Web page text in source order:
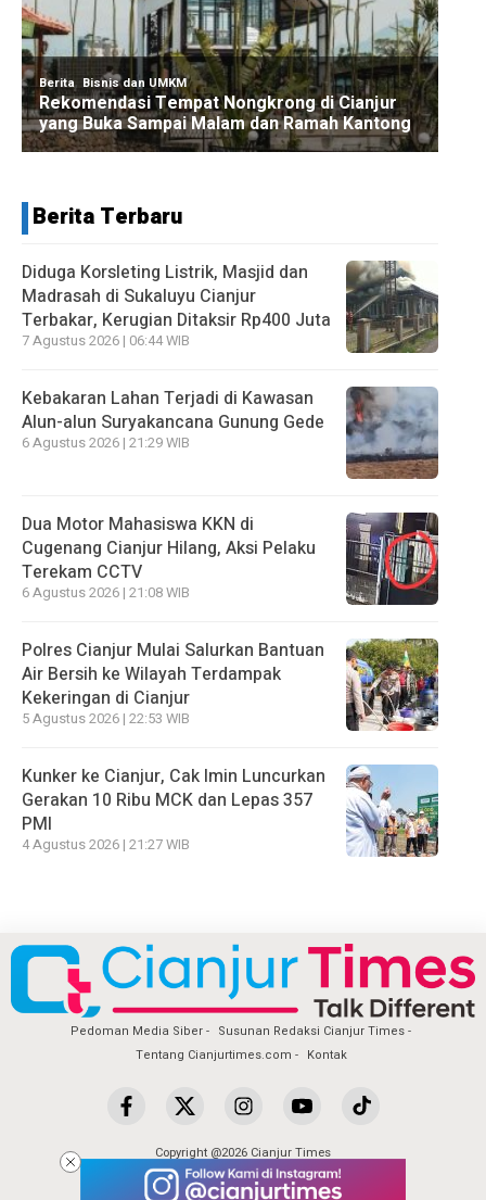
Berita Terbaru
Diduga Korsleting Listrik, Masjid dan
Madrasah di Sukaluyu Cianjur
Terbakar, Kerugian Ditaksir Rp400 Juta
7 Agustus 2026 | 06:44 WIB
Kebakaran Lahan Terjadi di Kawasan
Alun-alun Suryakancana Gunung Gede
6 Agustus 2026 | 21:29 WIB
Dua Motor Mahasiswa KKN di
Cugenang Cianjur Hilang, Aksi Pelaku
Terekam CCTV
6 Agustus 2026 | 21:08 WIB
Polres Cianjur Mulai Salurkan Bantuan
Air Bersih ke Wilayah Terdampak
Kekeringan di Cianjur
5 Agustus 2026 | 22:53 WIB
Kunker ke Cianjur, Cak Imin Luncurkan
Gerakan 10 Ribu MCK dan Lepas 357
PMI
4 Agustus 2026 | 21:27 WIB
Pedoman Media Siber
Susunan Redaksi Cianjur Times
Tentang Cianjurtimes.com
Kontak
Copyright @2026 Cianjur Times
All Rights Reserved